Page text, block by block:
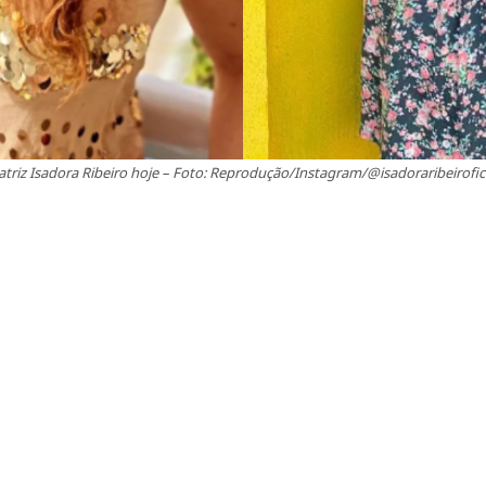
Isadora Ribeiro hoje – Foto: Reprodução/Instagram/